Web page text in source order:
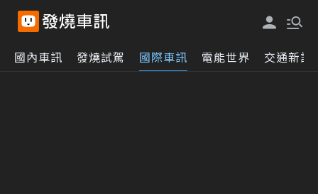
國內車訊 發燒試駕 國際車訊 電能世界 交通新訊